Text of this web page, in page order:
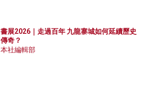
書展2026｜走過百年 九龍寨城如何延續歷史
傳奇？
本社編輯部